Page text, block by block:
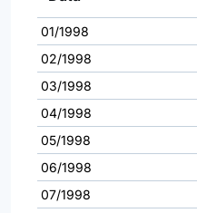
01/1998
02/1998
03/1998
04/1998
05/1998
06/1998
07/1998